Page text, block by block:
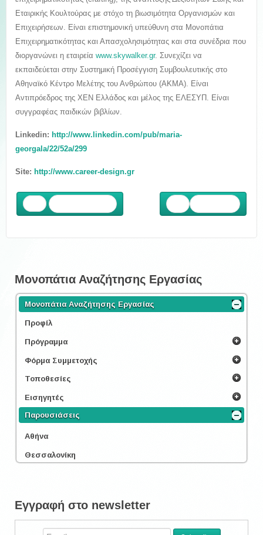
Εταιρικής Κουλτούρας με στόχο τη βιωσιμότητα Οργανισμών και
Επιχειρήσεων. Είναι επιστημονική υπεύθυνη στα Μονοπάτια
Επιχειρηματικότητας και Απασχολησιμότητας και στα συνέδρια που
διοργανώνει η εταιρεία www.skywalker.gr. Συνεχίζει να
εκπαιδεύεται στην Συστημική Προσέγγιση Συμβουλευτικής στο
Αθηναϊκό Κέντρο Μελέτης του Ανθρώπου (ΑΚΜΑ). Είναι
Αντιπρόεδρος της ΧΕΝ Ελλάδος και μέλος της ΕΛΕΣΥΠ. Είναι
συγγραφέας παιδικών βιβλίων.
Linkedin: http://www.linkedin.com/pub/maria-
georgala/22/52a/299
Site: http://www.career-design.gr
Μονοπάτια Αναζήτησης Εργασίας
Μονοπάτια Αναζήτησης Εργασίας
Προφίλ
Πρόγραμμα
Φόρμα Συμμετοχής
Τοποθεσίες
Εισηγητές
Παρουσιάσεις
Αθήνα
Θεσσαλονίκη
Εγγραφή στο newsletter